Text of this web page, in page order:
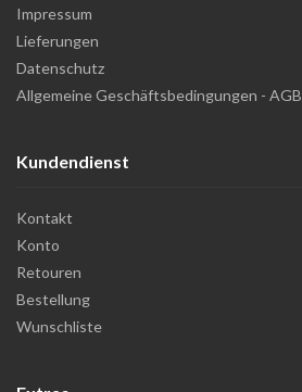
Impressum
Lieferungen
Datenschutz
Allgemeine Geschäftsbedingungen - AGB
Kundendienst
Kontakt
Konto
Retouren
Bestellung
Wunschliste